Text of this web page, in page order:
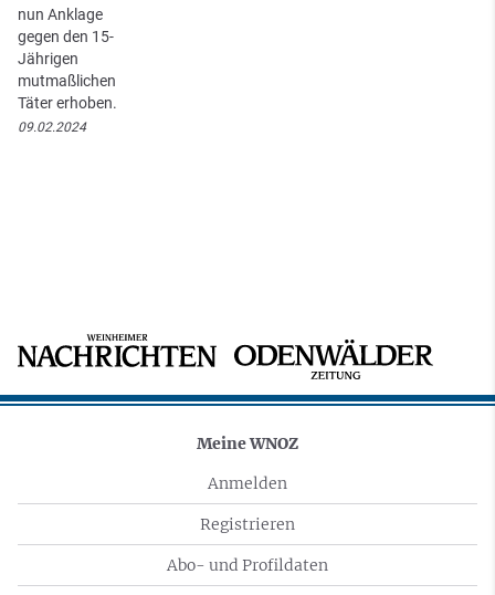
nun Anklage
gegen den 15-
Jährigen
mutmaßlichen
Täter erhoben.
09.02.2024
Meine WNOZ
Anmelden
Registrieren
Abo- und Profildaten